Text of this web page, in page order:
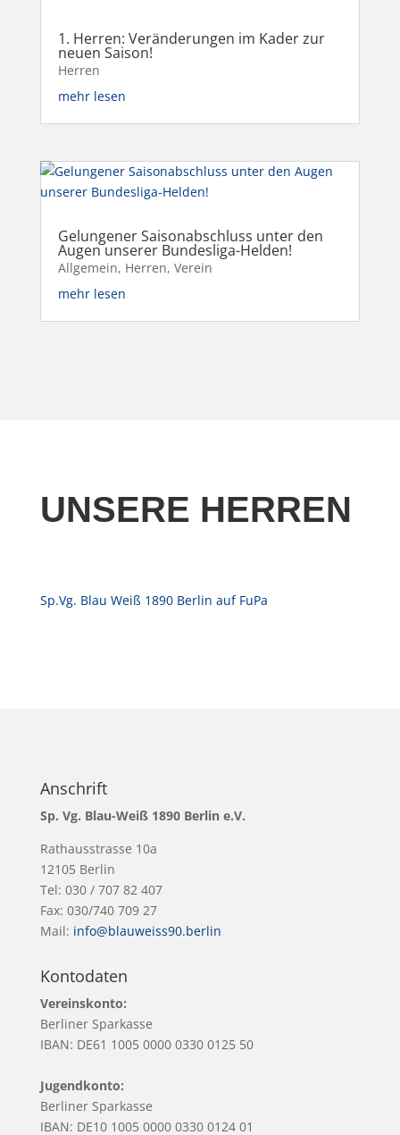
1. Herren: Veränderungen im Kader zur
neuen Saison!
Herren
mehr lesen
Gelungener Saisonabschluss unter den
Augen unserer Bundesliga-Helden!
Allgemein, Herren, Verein
mehr lesen
UNSERE HERREN
Sp.Vg. Blau Weiß 1890 Berlin auf FuPa
Anschrift
Sp. Vg. Blau-Weiß 1890 Berlin e.V.
Rathausstrasse 10a
12105 Berlin
Tel: 030 / 707 82 407
Fax: 030/740 709 27
Mail: info@blauweiss90.berlin
Kontodaten
Vereinskonto:
Berliner Sparkasse
IBAN: DE61 1005 0000 0330 0125 50
Jugendkonto:
Berliner Sparkasse
IBAN: DE10 1005 0000 0330 0124 01